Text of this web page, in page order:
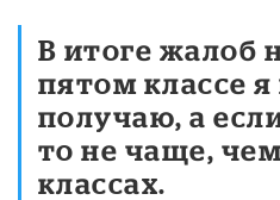
В итоге жалоб
пятом классе
получаю, а
то не чаще,
классах.